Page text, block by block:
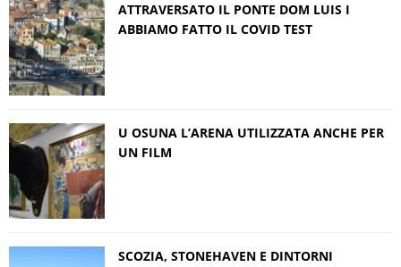
ATTRAVERSATO IL PONTE DOM LUIS I
ABBIAMO FATTO IL COVID TEST
U OSUNA L’ARENA UTILIZZATA ANCHE PER
UN FILM
SCOZIA, STONEHAVEN E DINTORNI